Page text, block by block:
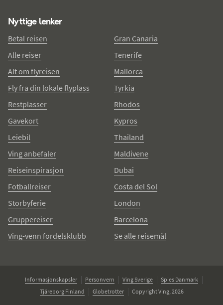
Nyttige lenker
Betal reisen
Alle reiser
Alt om flyreisen
Fly fra din lokale flyplass
Restplasser
Gavekort
Leiebil
Ving anbefaler
Reiseinspirasjon
Fotballreiser
Storbyferie
Gruppereiser
Ving-venn fordelsklubb
Gran Canaria
Tenerife
Mallorca
Tyrkia
Rhodos
Kypros
Thailand
Maldivene
Dubai
Costa del Sol
London
Barcelona
Se alle reisemål
Informasjonskapsler Personvern Ving Sverige
Spies Danmark
Tjäreborg Finland
Globetrotter Copyright Ving, 2026